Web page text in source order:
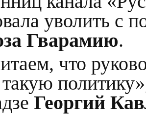
уволить с
Гварамию.
что
Георгий